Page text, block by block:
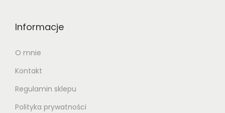
Informacje
O mnie
Kontakt
Regulamin sklepu
Polityka prywatności